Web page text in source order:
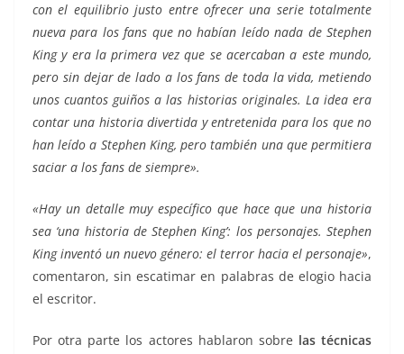
con el equilibrio justo entre ofrecer una serie totalmente
nueva para los fans que no habían leído nada de Stephen
King y era la primera vez que se acercaban a este mundo,
pero sin dejar de lado a los fans de toda la vida, metiendo
unos cuantos guiños a las historias originales. La idea era
contar una historia divertida y entretenida para los que no
han leído a Stephen King, pero también una que permitiera
saciar a los fans de siempre».
«Hay un detalle muy específico que hace que una historia
sea ‘una historia de Stephen King’: los personajes. Stephen
King inventó un nuevo género: el terror hacia el personaje»,
comentaron, sin escatimar en palabras de elogio hacia
el escritor.
Por otra parte los actores hablaron sobre las técnicas